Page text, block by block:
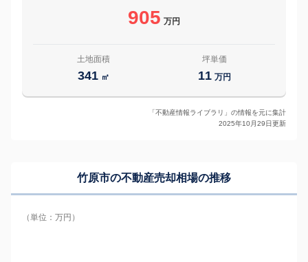
905 万円
土地面積
341 ㎡
坪単価
11 万円
「不動産情報ライブラリ」の情報を元に集計
2025年10月29日更新
竹原市の不動産売却相場の推移
（単位：万円）